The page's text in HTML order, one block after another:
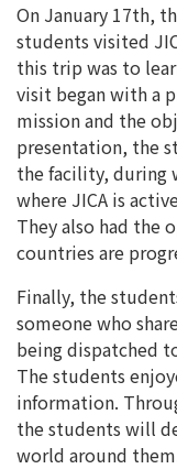
On January 17th,
students visited
this trip was to
visit began with a
mission and the
presentation, the
the facility, during
where JICA is
They also had the
countries are
Finally, the
someone who
being dispatched
The students
information.
the students will
world around